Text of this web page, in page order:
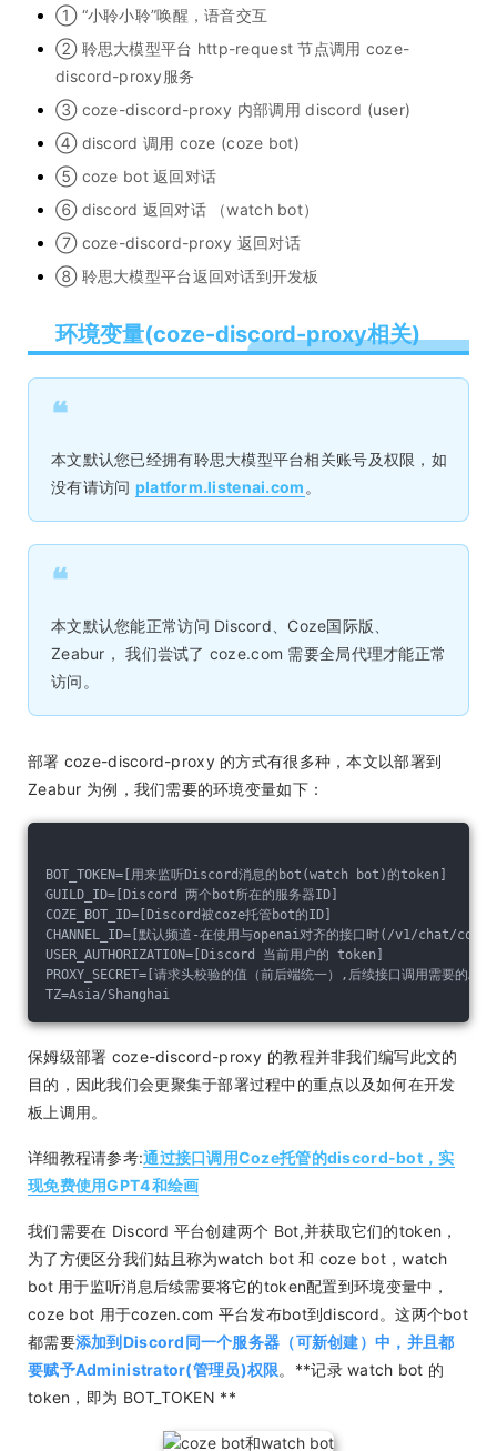
① “小聆小聆”唤醒，语音交互
② 聆思大模型平台 http-request 节点调用 coze-
discord-proxy服务
③ coze-discord-proxy 内部调用 discord (user)
④ discord 调用 coze (coze bot)
⑤ coze bot 返回对话
⑥ discord 返回对话 （watch bot）
⑦ coze-discord-proxy 返回对话
⑧ 聆思大模型平台返回对话到开发板
环境变量(coze-discord-proxy相关)
❝
本文默认您已经拥有聆思大模型平台相关账号及权限，如
没有请访问 platform.listenai.com 。
❝
本文默认您能正常访问 Discord、Coze国际版、
Zeabur， 我们尝试了 coze.com 需要全局代理才能正常
访问。
部署 coze-discord-proxy 的方式有很多种，本文以部署到
Zeabur 为例，我们需要的环境变量如下：
BOT_TOKEN=[用来监听Discord消息的bot(watch bot)的token]
GUILD_ID=[Discord 两个bot所在的服务器ID]
COZE_BOT_ID=[Discord被coze托管bot的ID]
CHANNEL_ID=[默认频道-在使用与openai对齐的接口时(/v1/chat/
USER_AUTHORIZATION=[Discord 当前用户的 token]
PROXY_SECRET=[请求头校验的值（前后端统一）,后续接口调用需要的
TZ=Asia/Shanghai
保姆级部署 coze-discord-proxy 的教程并非我们编写此文的
目的，因此我们会更聚集于部署过程中的重点以及如何在开发
板上调用。
详细教程请参考:通过接口调用Coze托管的discord-bot，实
现免费使用GPT4和绘画
我们需要在 Discord 平台创建两个 Bot,并获取它们的token，
为了方便区分我们姑且称为watch bot 和 coze bot，watch
bot 用于监听消息后续需要将它的token配置到环境变量中，
coze bot 用于cozen.com 平台发布bot到discord。这两个bot
都需要添加到Discord同一个服务器（可新创建）中，并且都
要赋予Administrator(管理员)权限。**记录 watch bot 的
token，即为 BOT_TOKEN **